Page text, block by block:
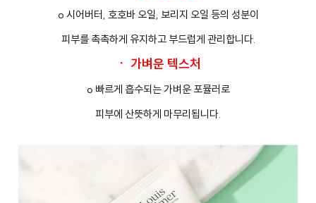
o 시어버터, 호호바 오일, 보리지 오일 등의 성분이
피부를 촉촉하게 유지하고 부드럽게 관리합니다.
ㆍ 가벼운 텍스처
o 빠르게 흡수되는 가벼운 포뮬러로
피부에 산뜻하게 마무리됩니다.